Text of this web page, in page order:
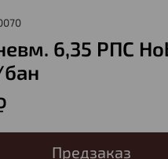
6,35 РПС
Предзаказ